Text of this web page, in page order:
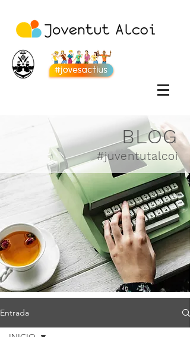
BLOG
#juventutalcoi
Entrada